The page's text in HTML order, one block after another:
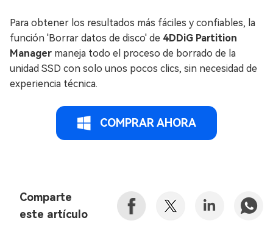
Para obtener los resultados más fáciles y confiables, la
función 'Borrar datos de disco' de 4DDiG Partition
Manager maneja todo el proceso de borrado de la
unidad SSD con solo unos pocos clics, sin necesidad de
experiencia técnica.
COMPRAR AHORA
Comparte
este artículo